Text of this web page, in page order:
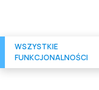
WSZYSTKIE
FUNKCJONALNOŚCI